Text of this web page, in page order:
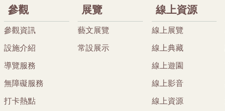
參觀
參觀資訊
設施介紹
導覽服務
無障礙服務
打卡熱點
展覽
藝文展覽
常設展示
線上資源
線上展覽
線上典藏
線上遊園
線上影音
線上資源